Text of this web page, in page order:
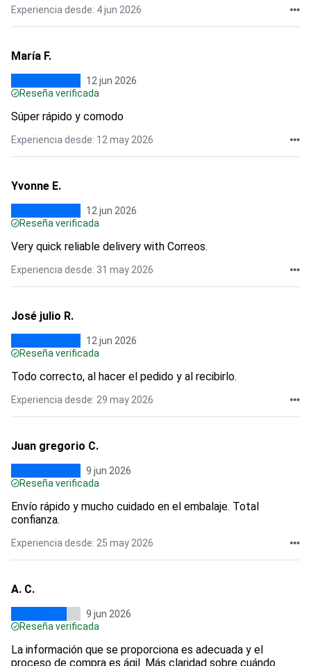
Experiencia desde: 4 jun 2026
María F.
12 jun 2026
Reseña verificada
Súper rápido y comodo
Experiencia desde: 12 may 2026
Yvonne E.
12 jun 2026
Reseña verificada
Very quick reliable delivery with Correos.
Experiencia desde: 31 may 2026
José julio R.
12 jun 2026
Reseña verificada
Todo correcto, al hacer el pedido y al recibirlo.
Experiencia desde: 29 may 2026
Juan gregorio C.
9 jun 2026
Reseña verificada
Envío rápido y mucho cuidado en el embalaje. Total
confianza.
Experiencia desde: 25 may 2026
A. C.
9 jun 2026
Reseña verificada
La información que se proporciona es adecuada y el
proceso de compra es ágil. Más claridad sobre cuándo